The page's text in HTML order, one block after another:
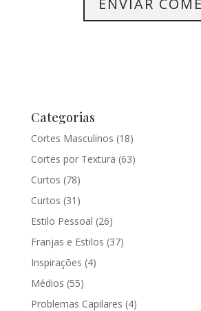
Categorias
Cortes Masculinos (18)
Cortes por Textura (63)
Curtos (78)
Curtos (31)
Estilo Pessoal (26)
Franjas e Estilos (37)
Inspirações (4)
Médios (55)
Problemas Capilares (4)